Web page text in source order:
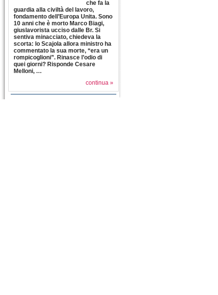
che fa la
guardia alla civiltà del lavoro,
fondamento dell’Europa Unita. Sono
10 anni che è morto Marco Biagi,
giuslavorista ucciso dalle Br. Si
sentiva minacciato, chiedeva la
scorta: lo Scajola allora ministro ha
commentato la sua morte, “era un
rompicoglioni”. Rinasce l’odio di
quei giorni? Risponde Cesare
Melloni, …
continua »